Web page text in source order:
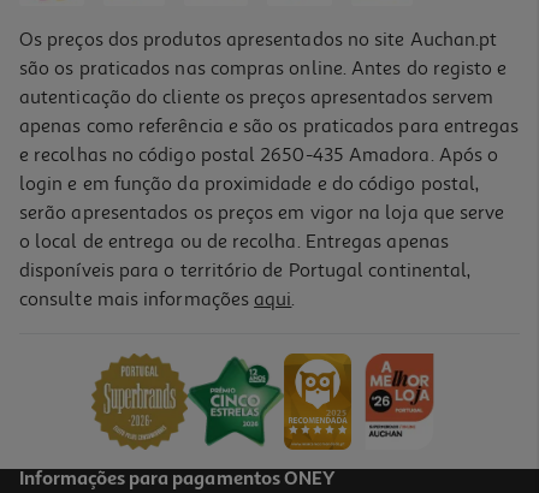
Máscara Bioten Hyaluronic Gold 20ml
Os preços dos produtos apresentados no site Auchan.pt
são os praticados nas compras online. Antes do registo e
autenticação do cliente os preços apresentados servem
apenas como referência e são os praticados para entregas
e recolhas no código postal 2650-435 Amadora. Após o
login e em função da proximidade e do código postal,
serão apresentados os preços em vigor na loja que serve
o local de entrega ou de recolha. Entregas apenas
disponíveis para o território de Portugal continental,
consulte mais informações aqui.
Informações para pagamentos ONEY